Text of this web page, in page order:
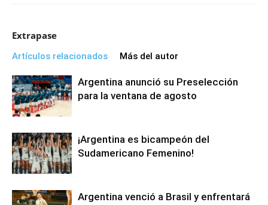
Extrapase
Artículos relacionados Más del autor
Argentina anunció su Preselección
para la ventana de agosto
¡Argentina es bicampeón del
Sudamericano Femenino!
Argentina venció a Brasil y enfrentará